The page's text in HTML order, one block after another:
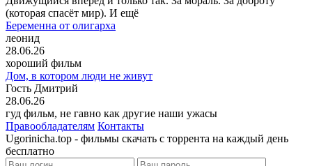
(которая спасёт мир). И ещё
Беременна от олигарха
леонид
28.06.26
хороший фильм
Дом, в котором люди не живут
Гость Дмитрий
28.06.26
гуд фильм, не гавно как другие наши ужасы
Правообладателям Контакты
Ugorinicha.top - фильмы скачать с торрента на каждый день
бесплатно